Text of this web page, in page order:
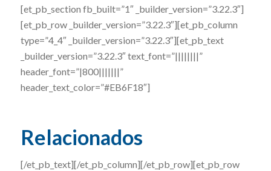
[et_pb_section fb_built=”1″ _builder_version=”3.22.3″]
[et_pb_row _builder_version=”3.22.3″][et_pb_column
type=”4_4″ _builder_version=”3.22.3″][et_pb_text
_builder_version=”3.22.3″ text_font=”||||||||”
header_font=”|800|||||||”
header_text_color=”#EB6F18″]
Relacionados
[/et_pb_text][/et_pb_column][/et_pb_row][et_pb_row